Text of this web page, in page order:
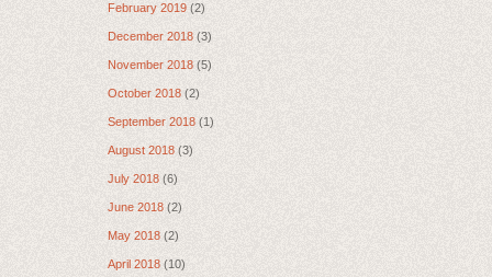
February 2019 (2)
December 2018 (3)
November 2018 (5)
October 2018 (2)
September 2018 (1)
August 2018 (3)
July 2018 (6)
June 2018 (2)
May 2018 (2)
April 2018 (10)